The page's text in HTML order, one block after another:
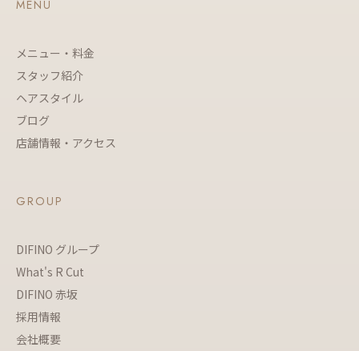
MENU
メニュー・料金
スタッフ紹介
ヘアスタイル
ブログ
店舗情報・アクセス
GROUP
DIFINO グループ
What's R Cut
DIFINO 赤坂
採用情報
会社概要